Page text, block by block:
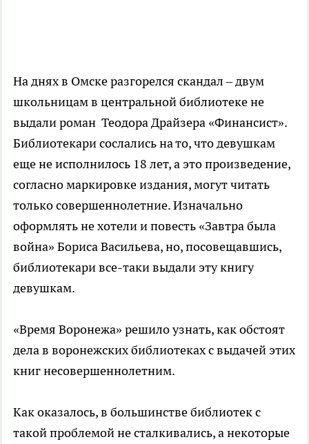
На днях в Омске разгорелся скандал – двум
школьницам в центральной библиотеке не
выдали роман Теодора Драйзера «Финансист».
Библиотекари сослались на то, что девушкам
еще не исполнилось 18 лет, а это произведение,
согласно маркировке издания, могут читать
только совершеннолетние. Изначально
оформлять не хотели и повесть «Завтра была
война» Бориса Васильева, но, посовещавшись,
библиотекари все-таки выдали эту книгу
девушкам.
«Время Воронежа» решило узнать, как обстоят
дела в воронежских библиотеках с выдачей этих
книг несовершеннолетним.
Как оказалось, в большинстве библиотек с
такой проблемой не сталкивались, а некоторые